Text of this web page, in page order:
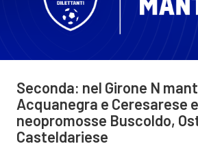
Seconda: nel Girone N
Acquanegra e Ceresarese
neopromosse Buscoldo,
Casteldariese